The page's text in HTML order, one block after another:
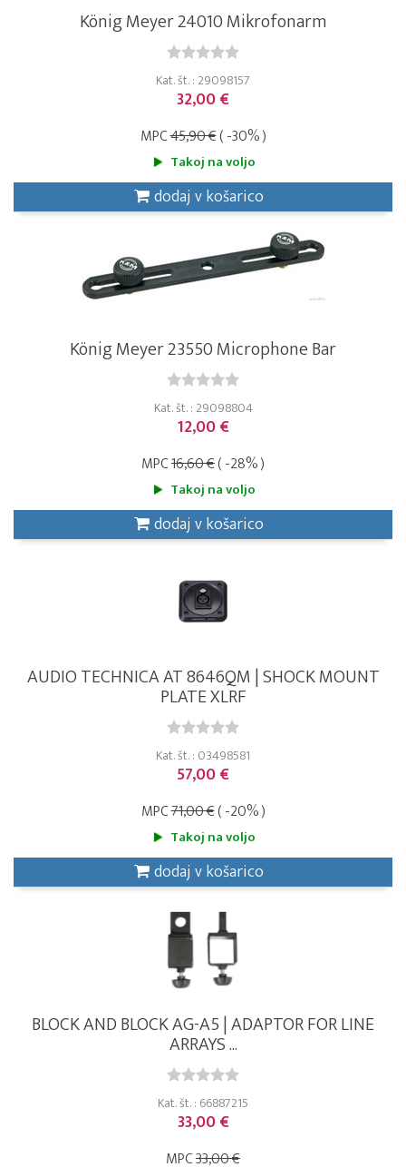
König Meyer 24010 Mikrofonarm
Kat. št. : 29098157
32,00 €
MPC45,90 €( -30% )
Takoj na voljo
dodaj v košarico
König Meyer 23550 Microphone Bar
Kat. št. : 29098804
12,00 €
MPC16,60 €( -28% )
Takoj na voljo
dodaj v košarico
AUDIO TECHNICA AT 8646QM | SHOCK MOUNT
PLATE XLRF
Kat. št. : 03498581
57,00 €
MPC71,00 €( -20% )
Takoj na voljo
dodaj v košarico
BLOCK AND BLOCK AG-A5 | ADAPTOR FOR LINE
ARRAYS ...
Kat. št. : 66887215
33,00 €
MPC33,00 €